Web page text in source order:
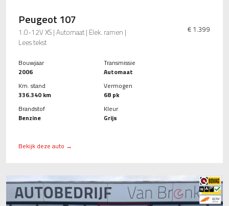
Peugeot 107
1.0-12V XS | Automaat | Elek. ramen |
Lees tekst
€ 1.399
Bouwjaar
2006
Km. stand
336.340 km
Brandstof
Benzine
Transmissie
Automaat
Vermogen
68 pk
Kleur
Grijs
Bekijk deze auto →